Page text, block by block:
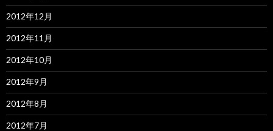
2012年12月
2012年11月
2012年10月
2012年9月
2012年8月
2012年7月